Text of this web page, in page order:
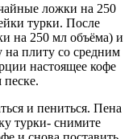
ложки на 250
турки. После
на 250 мл объёма) и
на плиту со средним
настоящее кофе
и пениться. Пена
турки- снимите